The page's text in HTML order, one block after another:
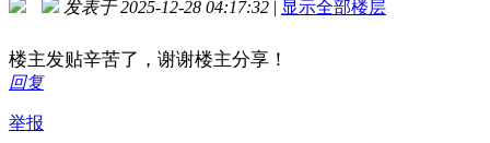
发表于 2025-12-28 04:17:32 | 显示全部楼层
楼主发贴辛苦了，谢谢楼主分享！
回复
举报